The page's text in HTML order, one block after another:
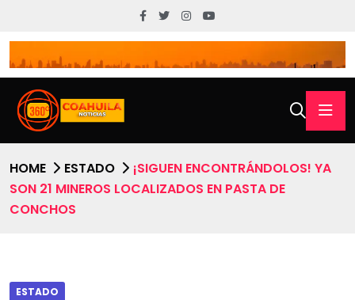
HOME ESTADO
¡SIGUEN ENCONTRÁNDOLOS! YA
SON 21 MINEROS LOCALIZADOS EN PASTA DE
CONCHOS
ESTADO